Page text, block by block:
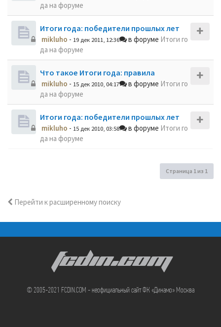
да на форуме
Итоги года: победители прошлых лет
mikluho - 19 дек 2011, 12:36 в форуме Итоги го
да на форуме
Что такое Итоги года: правила
mikluho - 15 дек 2010, 04:17 в форуме Итоги го
да на форуме
Итоги года: победители прошлых лет
mikluho - 15 дек 2010, 03:58 в форуме Итоги го
да на форуме
Страница 1из 1
Перейти к расширенному поиску
FCDIN.COM
© 2005-2021 FCDIN.COM - неофициальный сайт ФК «Динамо» Москва